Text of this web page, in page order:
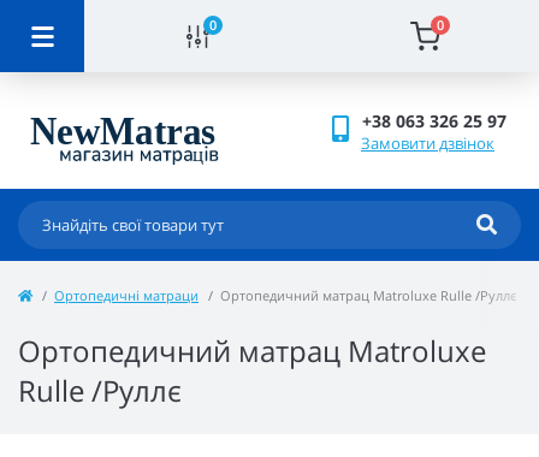
0 0
+38 063 326 25 97
Замовити дзвінок
Ортопедичні матраци Ортопедичний матрац Matroluxe Rulle /Руллє
Ортопедичний матрац Matroluxe
Rulle /Руллє